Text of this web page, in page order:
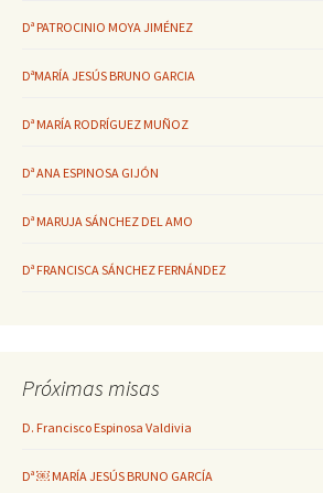
Dª PATROCINIO MOYA JIMÉNEZ
DªMARÍA JESÚS BRUNO GARCIA
Dª MARÍA RODRÍGUEZ MUÑOZ
Dª ANA ESPINOSA GIJÓN
Dª MARUJA SÁNCHEZ DEL AMO
Dª FRANCISCA SÁNCHEZ FERNÁNDEZ
Próximas misas
D. Francisco Espinosa Valdivia
Dª ￼ MARÍA JESÚS BRUNO GARCÍA